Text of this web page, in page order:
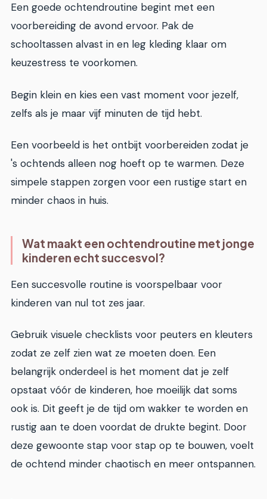
Een goede ochtendroutine begint met een
voorbereiding de avond ervoor. Pak de
schooltassen alvast in en leg kleding klaar om
keuzestress te voorkomen.
Begin klein en kies een vast moment voor jezelf,
zelfs als je maar vijf minuten de tijd hebt.
Een voorbeeld is het ontbijt voorbereiden zodat je
's ochtends alleen nog hoeft op te warmen. Deze
simpele stappen zorgen voor een rustige start en
minder chaos in huis.
Wat maakt een ochtendroutine met jonge
kinderen echt succesvol?
Een succesvolle routine is voorspelbaar voor
kinderen van nul tot zes jaar.
Gebruik visuele checklists voor peuters en kleuters
zodat ze zelf zien wat ze moeten doen. Een
belangrijk onderdeel is het moment dat je zelf
opstaat vóór de kinderen, hoe moeilijk dat soms
ook is. Dit geeft je de tijd om wakker te worden en
rustig aan te doen voordat de drukte begint. Door
deze gewoonte stap voor stap op te bouwen, voelt
de ochtend minder chaotisch en meer ontspannen.